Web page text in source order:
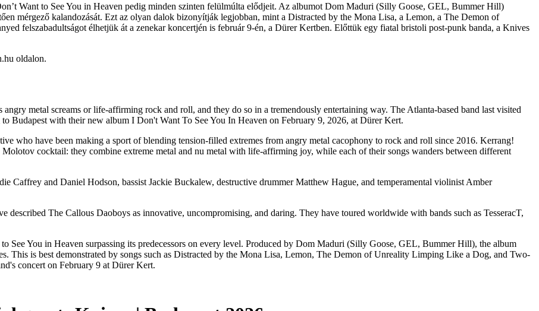
Want to See You in Heaven pedig minden szinten felülmúlta elődjeit. Az albumot Dom Maduri (Silly Goose, GEL, Bummer Hill)
mérgező kalandozását. Ezt az olyan dalok bizonyítják legjobban, mint a Distracted by the Mona Lisa, a Lemon, a The Demon of
felszabadultságot élhetjük át a zenekar koncertjén is február 9-én, a Dürer Kertben. Előttük egy fiatal bristoli post-punk banda, a Knives
oldalon.
metal screams or life-affirming rock and roll, and they do so in a tremendously entertaining way. The Atlanta-based band last visited
Budapest with their new album I Don't Want To See You In Heaven on February 9, 2026, at Dürer Kert.
who have been making a sport of blending tension-filled extremes from angry metal cacophony to rock and roll since 2016. Kerrang!
cocktail: they combine extreme metal and nu metal with life-affirming joy, while each of their songs wanders between different
Caffrey and Daniel Hodson, bassist Jackie Buckalew, destructive drummer Matthew Hague, and temperamental violinist Amber
described The Callous Daoboys as innovative, uncompromising, and daring. They have toured worldwide with bands such as TesseracT,
See You in Heaven surpassing its predecessors on every level. Produced by Dom Maduri (Silly Goose, GEL, Bummer Hill), the album
This is best demonstrated by songs such as Distracted by the Mona Lisa, Lemon, The Demon of Unreality Limping Like a Dog, and Two-
concert on February 9 at Dürer Kert.